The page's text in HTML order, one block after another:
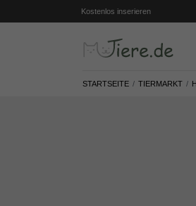
Kostenlos inserieren
STARTSEITE TIERMARKT